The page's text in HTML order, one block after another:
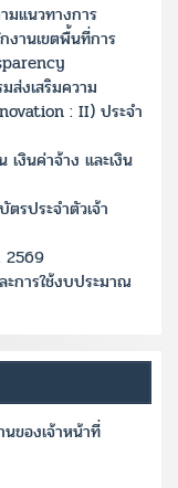
มแนวทางการ
งานเขตพื้นที่การ
ส่งเสริมความ
: II) ประจำ
งินค่าจ้าง และเงิน
รประจำตัวเจ้า
2569
ะการใช้งบประมาณ
ของเจ้าหน้าที่